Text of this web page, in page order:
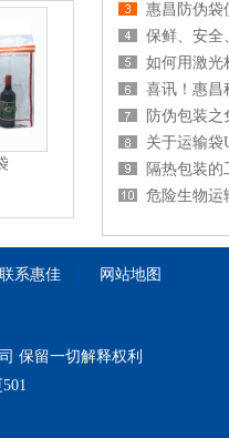
际…
惠昌防伪袋
保鲜、安
力生鲜…
如何用激光
性
喜讯！惠昌
防伪包装之
关于运输袋
例…
隔热包装的
危险生物运
联系惠佳 网站地图
保留一切解释权利